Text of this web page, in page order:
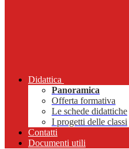
Didattica
Panoramica
Offerta formativa
Le schede didattiche
I progetti delle classi
Contatti
Documenti utili